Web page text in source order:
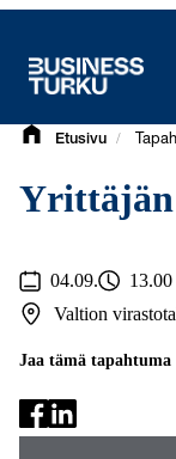
Etusivu /
Yrittäjän
04.09.
Valtion
Jaa tämä tapahtuma